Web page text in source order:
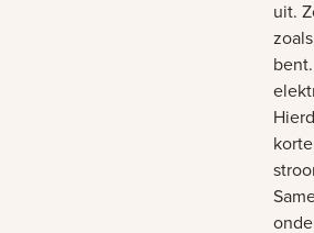
uit.